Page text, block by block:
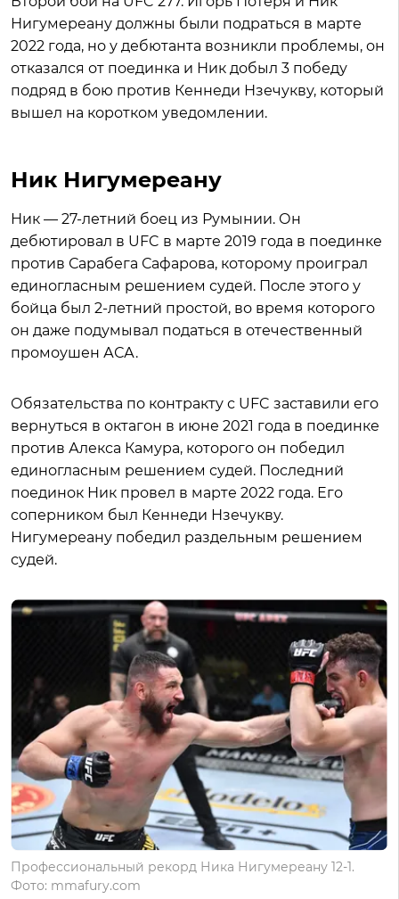
Нигумереану должны были подраться в марте
2022 года, но у дебютанта возникли проблемы, он
отказался от поединка и Ник добыл 3 победу
подряд в бою против Кеннеди Нзечукву, который
вышел на коротком уведомлении.
Ник Нигумереану
Ник — 27-летний боец из Румынии. Он
дебютировал в UFC в марте 2019 года в поединке
против Сарабега Сафарова, которому проиграл
единогласным решением судей. После этого у
бойца был 2-летний простой, во время которого
он даже подумывал податься в отечественный
промоушен АСА.
Обязательства по контракту с UFC заставили его
вернуться в октагон в июне 2021 года в поединке
против Алекса Камура, которого он победил
единогласным решением судей. Последний
поединок Ник провел в марте 2022 года. Его
соперником был Кеннеди Нзечукву.
Нигумереану победил раздельным решением
судей.
Профессиональный рекорд Ника Нигумереану 12-1.
Фото: mmafury.com